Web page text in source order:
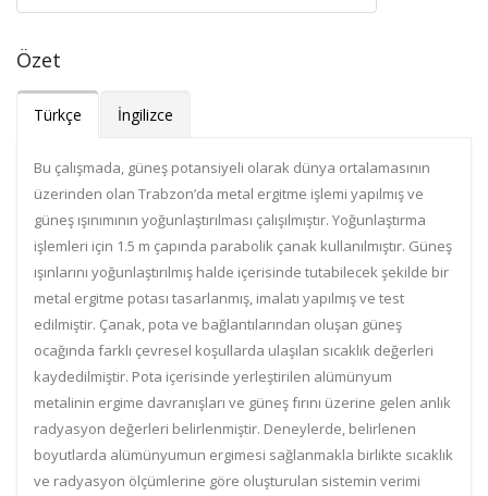
Özet
Türkçe İngilizce
Bu çalışmada, güneş potansiyeli olarak dünya ortalamasının
üzerinden olan Trabzon’da metal ergitme işlemi yapılmış ve
güneş ışınımının yoğunlaştırılması çalışılmıştır. Yoğunlaştırma
işlemleri için 1.5 m çapında parabolik çanak kullanılmıştır. Güneş
ışınlarını yoğunlaştırılmış halde içerisinde tutabilecek şekilde bir
metal ergitme potası tasarlanmış, imalatı yapılmış ve test
edilmiştir. Çanak, pota ve bağlantılarından oluşan güneş
ocağında farklı çevresel koşullarda ulaşılan sıcaklık değerleri
kaydedilmiştir. Pota içerisinde yerleştirilen alümünyum
metalinin ergime davranışları ve güneş fırını üzerine gelen anlık
radyasyon değerleri belirlenmiştir. Deneylerde, belirlenen
boyutlarda alümünyumun ergimesi sağlanmakla birlikte sıcaklık
ve radyasyon ölçümlerine göre oluşturulan sistemin verimi